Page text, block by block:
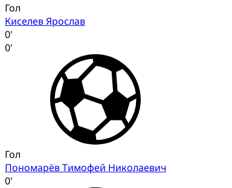
Гол
Киселев Ярослав
0'
0'
Гол
Пономарёв Тимофей Николаевич
0'